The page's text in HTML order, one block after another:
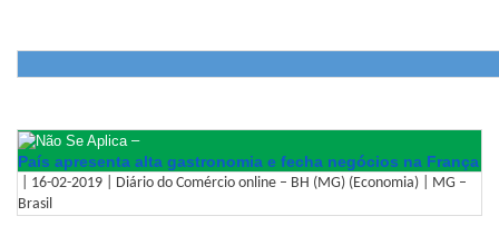
–
País apresenta alta gastronomia e fecha negócios na França
| 16-02-2019 | Diário do Comércio online – BH (MG) (Economia) | MG –
Brasil